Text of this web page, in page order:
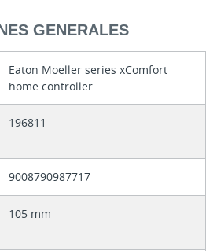
GENERALES
Eaton Moeller series xComfort
home controller
196811
9008790987717
105 mm